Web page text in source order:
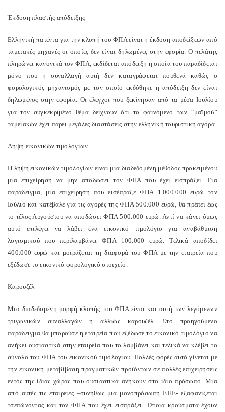
Έκδοση πλαστής απόδειξης
Ελληνική πατέντα για την κλοπή του ΦΠΑ είναι η έκδοση αποδείξεων από
ταμειακές μηχανές οι οποίες δεν είναι δηλωμένες στην εφορία. Ο πελάτης
πληρώνει κανονικά τον ΦΠΑ, εκδίδεται απόδειξη η οποία του παραδίδεται
μόνο που η συναλλαγή αυτή δεν καταγράφεται πουθενά καθώς ο
φορολογικός μηχανισμός με τον οποίο εκδόθηκε η απόδειξη δεν είναι
δηλωμένος στην εφορία. Οι έλεγχοι που ξεκίνησαν από τα μέσα Ιουλίου
για τον συγκεκριμένο θέμα δείχνουν ότι το φαινόμενο των “μαϊμού”
ταμειακών έχει πάρει μεγάλες διαστάσεις στην ελληνική τουριστική αγορά.
Λήψη εικονικών τιμολογίων
Η λήψη εικονικών τιμολογίων είναι μια διαδεδομένη μέθοδος προκειμένου
μια επιχείρηση να μην αποδώσει τον ΦΠΑ που έχει εισπράξει. Για
παράδειγμα, μια επιχείρηση που εισέπραξε ΦΠΑ 1.000.000 ευρώ τον
Ιούλιο και κατέβαλε για τις αγορές της ΦΠΑ 500.000 ευρώ, θα πρέπει έως
το τέλος Αυγούστου να αποδώσει ΦΠΑ 500.000 ευρώ. Αντί να κάνει όμως
αυτό επιλέγει να λάβει ένα εικονικό τιμολόγιο για αναβάθμιση
λογισμικού που περιλαμβάνει ΦΠΑ 100.000 ευρώ. Τελικά αποδίδει
400.000 ευρώ και μοιράζεται τη διαφορά του ΦΠΑ με την εταιρεία που
εξέδωσε το εικονικό φορολογικό στοιχείο.
Καρουζέλ
Μια διαδεδομένη μορφή κλοπής του ΦΠΑ είναι και αυτή των λεγόμενων
τριγωνικών συναλλαγών ή αλλιώς καρουζέλ. Στο προηγούμενο
παράδειγμα θα μπορούσε η εταιρεία που εξέδωσε το εικονικό τιμολόγιο να
ανήκει ουσιαστικά στην εταιρεία που το λαμβάνει και τελικά να κλέβει το
σύνολο του ΦΠΑ του εικονικού τιμολογίου. Πολλές φορές αυτό γίνεται με
την εικονική μεταβίβαση πραγματικών προϊόντων σε πολλές επιχειρήσεις
εντός της ίδιας χώρας που ουσιαστικά ανήκουν στο ίδιο πρόσωπο. Μια
από αυτές τις εταιρείες –συνήθως μια μονοπρόσωπη ΕΠΕ- εξαφανίζεται
τσεπώνοντας και τον ΦΠΑ που έχει εισπράξει. Τέτοια κρούσματα έχουν